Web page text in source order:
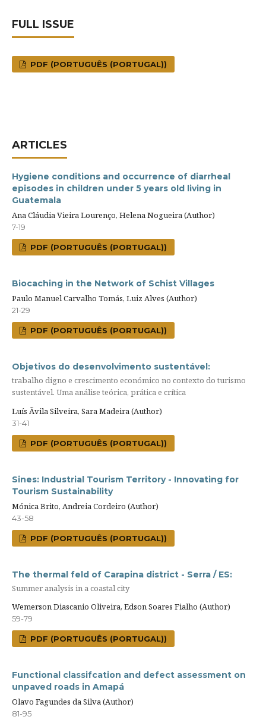
FULL ISSUE
PDF (PORTUGUÊS (PORTUGAL))
ARTICLES
Hygiene conditions and occurrence of diarrheal
episodes in children under 5 years old living in
Guatemala
Ana Cláudia Vieira Lourenço, Helena Nogueira (Author)
7-19
PDF (PORTUGUÊS (PORTUGAL))
Biocaching in the Network of Schist Villages
Paulo Manuel Carvalho Tomás, Luiz Alves (Author)
21-29
PDF (PORTUGUÊS (PORTUGAL))
Objetivos do desenvolvimento sustentável:
trabalho digno e crescimento económico no contexto do turismo
sustentável. Uma análise teórica, prática e crítica
Luís Ãvila Silveira, Sara Madeira (Author)
31-41
PDF (PORTUGUÊS (PORTUGAL))
Sines: Industrial Tourism Territory - Innovating for
Tourism Sustainability
Mónica Brito, Andreia Cordeiro (Author)
43-58
PDF (PORTUGUÊS (PORTUGAL))
The thermal feld of Carapina district - Serra / ES:
Summer analysis in a coastal city
Wemerson Diascanio Oliveira, Edson Soares Fialho (Author)
59-79
PDF (PORTUGUÊS (PORTUGAL))
Functional classifcation and defect assessment on
unpaved roads in Amapá
Olavo Fagundes da Silva (Author)
81-95